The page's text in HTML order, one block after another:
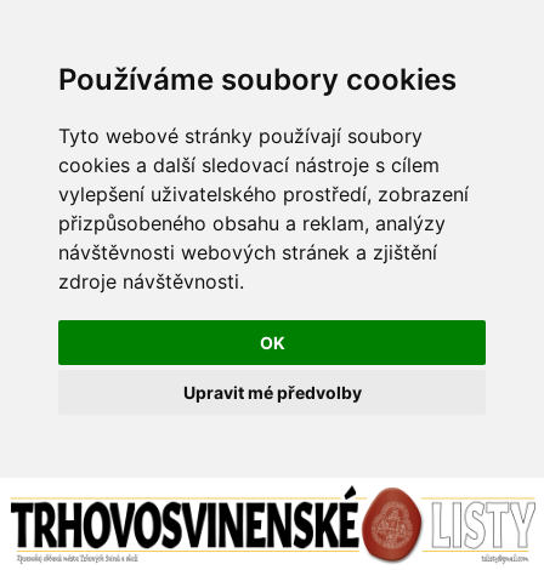
Používáme soubory cookies
Tyto webové stránky používají soubory
cookies a další sledovací nástroje s cílem
vylepšení uživatelského prostředí, zobrazení
přizpůsobeného obsahu a reklam, analýzy
návštěvnosti webových stránek a zjištění
zdroje návštěvnosti.
OK
Upravit mé předvolby